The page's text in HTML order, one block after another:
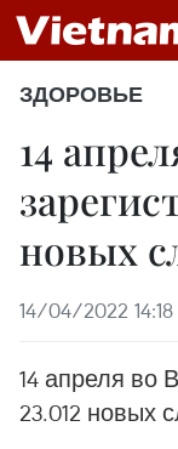
ЗДОРОВЬЕ
14
новых
14/04/2022 14:18
14 апреля во
23.012 новых